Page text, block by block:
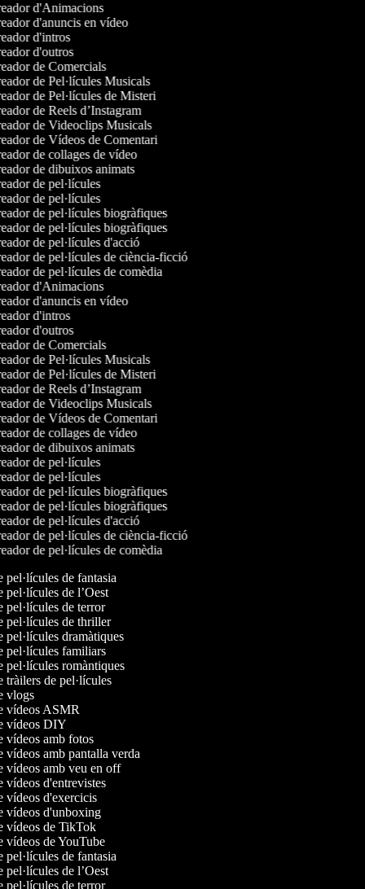
d'Animacions
d'anuncis en vídeo
d'intros
d'outros
de Comercials
de Pel·lícules Musicals
de Pel·lícules de Misteri
de Reels d’Instagram
de Videoclips Musicals
de Vídeos de Comentari
de collages de vídeo
de dibuixos animats
de pel·lícules
de pel·lícules
de pel·lícules biogràfiques
de pel·lícules biogràfiques
de pel·lícules d'acció
de pel·lícules de ciència-ficció
de pel·lícules de comèdia
d'Animacions
d'anuncis en vídeo
d'intros
d'outros
de Comercials
de Pel·lícules Musicals
de Pel·lícules de Misteri
de Reels d’Instagram
de Videoclips Musicals
de Vídeos de Comentari
de collages de vídeo
de dibuixos animats
de pel·lícules
de pel·lícules
de pel·lícules biogràfiques
de pel·lícules biogràfiques
de pel·lícules d'acció
de pel·lícules de ciència-ficció
de pel·lícules de comèdia
pel·lícules de fantasia
pel·lícules de l’Oest
pel·lícules de terror
pel·lícules de thriller
pel·lícules dramàtiques
pel·lícules familiars
pel·lícules romàntiques
tràilers de pel·lícules
vlogs
vídeos ASMR
vídeos DIY
vídeos amb fotos
vídeos amb pantalla verda
vídeos amb veu en off
vídeos d'entrevistes
vídeos d'exercicis
vídeos d'unboxing
vídeos de TikTok
vídeos de YouTube
pel·lícules de fantasia
pel·lícules de l’Oest
pel·lícules de terror